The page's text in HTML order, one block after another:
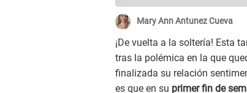
Mary Ann Antunez Cueva
¡De vuelta a la soltería! Esta
tras la polémica en la que
finalizada su relación
es que en su primer fin de